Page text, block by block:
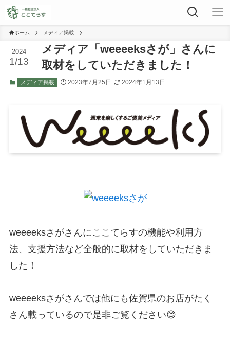
ホーム メディア掲載
メディア「weeeeksさが」さんに
取材をしていただきました！
2024
1/13
メディア掲載 2023年7月25日 2024年1月13日
weeeeksさがさんにここてらすの機能や利用方
法、支援方法など全般的に取材をしていただきま
した！
weeeeksさがさんでは他にも佐賀県のお店がたく
さん載っているので是非ご覧ください😊